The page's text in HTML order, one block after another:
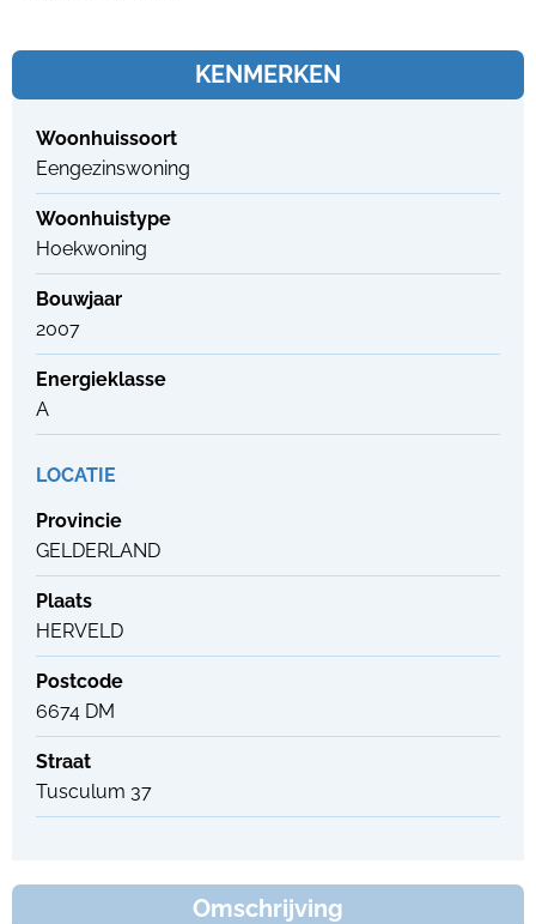
KENMERKEN
Woonhuissoort
Eengezinswoning
Woonhuistype
Hoekwoning
Bouwjaar
2007
Energieklasse
A
LOCATIE
Provincie
GELDERLAND
Plaats
HERVELD
Postcode
6674 DM
Straat
Tusculum 37
Omschrijving